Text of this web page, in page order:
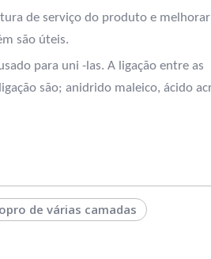
de serviço do produto e
são úteis.
para uni -las. A ligação entre as
são; anidrido maleico, ácido
de várias camadas